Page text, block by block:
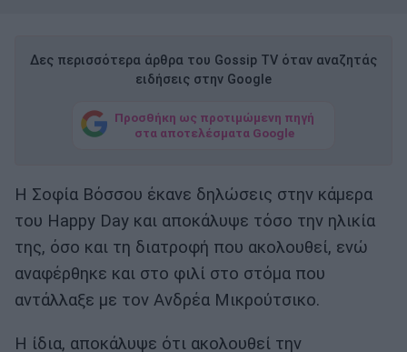
Δες περισσότερα άρθρα του Gossip TV όταν αναζητάς
ειδήσεις στην Google
Προσθήκη ως προτιμώμενη πηγή
στα αποτελέσματα Google
Η Σοφία Βόσσου έκανε δηλώσεις στην κάμερα
του Happy Day και αποκάλυψε τόσο την ηλικία
της, όσο και τη διατροφή που ακολουθεί, ενώ
αναφέρθηκε και στο φιλί στο στόμα που
αντάλλαξε με τον Ανδρέα Μικρούτσικο.
Η ίδια, αποκάλυψε ότι ακολουθεί την